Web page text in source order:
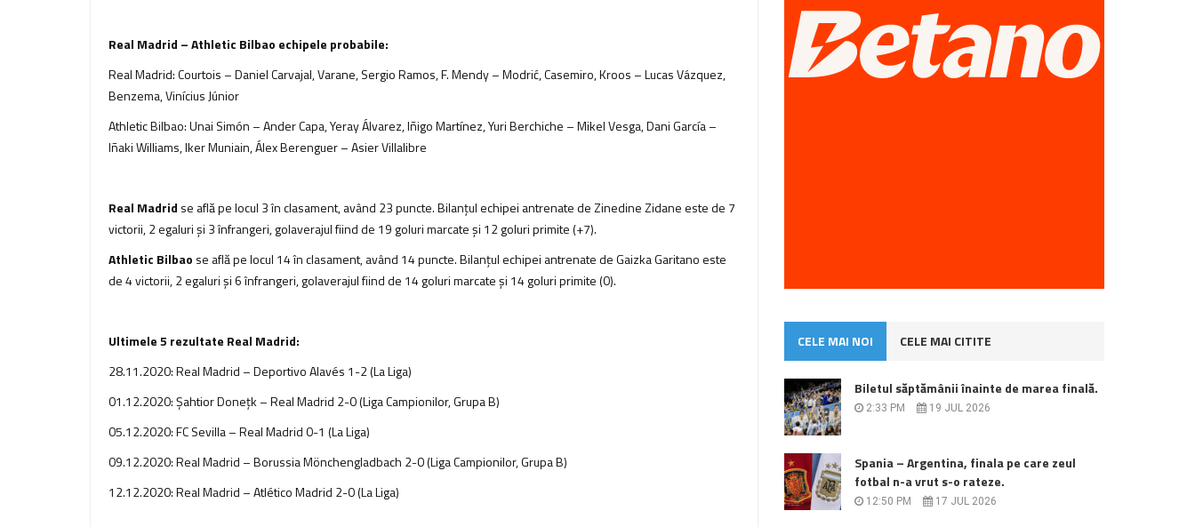
Real Madrid – Athletic Bilbao echipele probabile:
Real Madrid: Courtois – Daniel Carvajal, Varane, Sergio Ramos, F. Mendy – Modrić, Casemiro, Kroos – Lucas Vázquez,
Benzema, Vinícius Júnior
Athletic Bilbao: Unai Simón – Ander Capa, Yeray Álvarez, Iñigo Martínez, Yuri Berchiche – Mikel Vesga, Dani García –
Iñaki Williams, Iker Muniain, Álex Berenguer – Asier Villalibre
Real Madrid se află pe locul 3 în clasament, având 23 puncte. Bilanţul echipei antrenate de Zinedine Zidane este de 7
victorii, 2 egaluri şi 3 înfrangeri, golaverajul fiind de 19 goluri marcate şi 12 goluri primite (+7).
Athletic Bilbao se află pe locul 14 în clasament, având 14 puncte. Bilanţul echipei antrenate de Gaizka Garitano este
de 4 victorii, 2 egaluri şi 6 înfrangeri, golaverajul fiind de 14 goluri marcate şi 14 goluri primite (0).
Ultimele 5 rezultate Real Madrid:
28.11.2020: Real Madrid – Deportivo Alavés 1-2 (La Liga)
01.12.2020: Şahtior Doneţk – Real Madrid 2-0 (Liga Campionilor, Grupa B)
05.12.2020: FC Sevilla – Real Madrid 0-1 (La Liga)
09.12.2020: Real Madrid – Borussia Mönchengladbach 2-0 (Liga Campionilor, Grupa B)
12.12.2020: Real Madrid – Atlético Madrid 2-0 (La Liga)
CELE MAI NOI CELE MAI CITITE
Biletul săptămânii înainte de marea finală.
2:33 PM 19 JUL 2026
Spania – Argentina, finala pe care zeul
fotbal n-a vrut s-o rateze.
12:50 PM 17 JUL 2026